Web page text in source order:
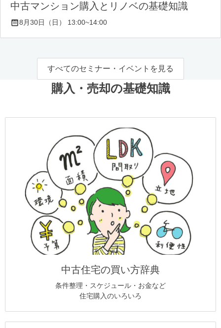
中古マンション購入とリノベの基礎知識
8月30日（日） 13:00~14:00
すべてのセミナー・イベントを見る
購入・売却の基礎知識
中古住宅の買い方辞典
条件整理・スケジュール・お金など
住宅購入のいろいろ